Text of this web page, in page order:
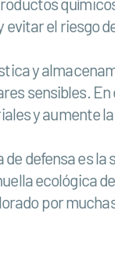
el riesgo
y
sensibles.
y aumente
defensa es
ecológica
por